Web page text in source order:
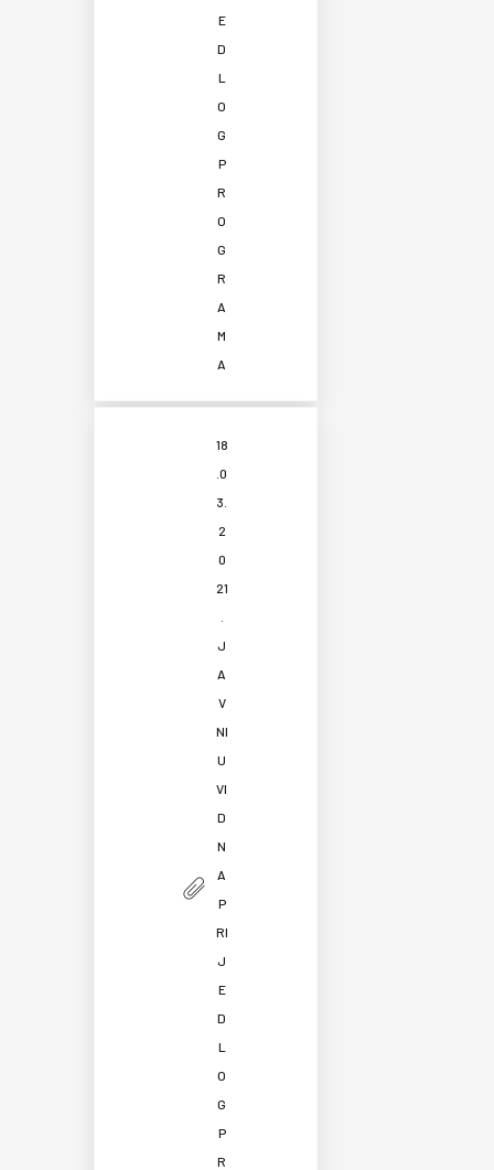
E
D
L
O
G
P
R
O
G
R
A
M
A
18
.0
3.
2
0
21
J
A
V
NI
U
VI
D
N
A
P
RI
J
E
D
L
O
G
P
R